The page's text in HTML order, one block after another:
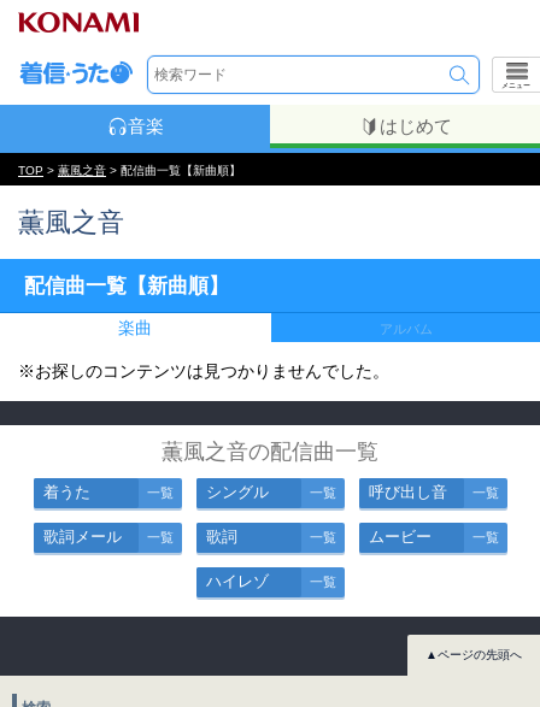
メニュー
音楽 はじめて
TOP > 薫風之音 > 配信曲一覧【新曲順】
薫風之音
配信曲一覧【新曲順】
楽曲 アルバム
※お探しのコンテンツは見つかりませんでした。
薫風之音の配信曲一覧
着うた 一覧 シングル 一覧 呼び出し音 一覧
歌詞メール 一覧 歌詞 一覧 ムービー 一覧
ハイレゾ 一覧
▲ページの先頭へ